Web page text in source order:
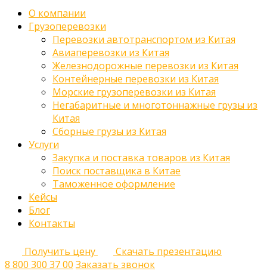
О компании
Грузоперевозки
Перевозки автотранспортом из Китая
Авиаперевозки из Китая
Железнодорожные перевозки из Китая
Контейнерные перевозки из Китая
Морские грузоперевозки из Китая
Негабаритные и многотоннажные грузы из
Китая
Сборные грузы из Китая
Услуги
Закупка и поставка товаров из Китая
Поиск поставщика в Китае
Таможенное оформление
Кейсы
Блог
Контакты
Получить цену
Скачать презентацию
8 800 300 37 00 Заказать звонок